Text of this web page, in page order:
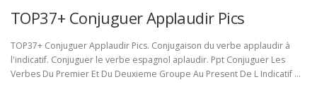
TOP37+ Conjuguer Applaudir Pics
TOP37+ Conjuguer Applaudir Pics. Conjugaison du verbe applaudir à
l'indicatif. Conjuguer le verbe espagnol aplaudir. Ppt Conjuguer Les
Verbes Du Premier Et Du Deuxieme Groupe Au Present De L Indicatif …